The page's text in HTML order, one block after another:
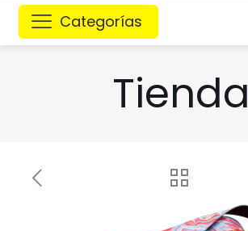
Categorías
Tienda